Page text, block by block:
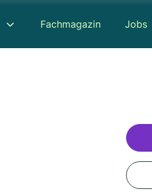
Fachmagazin Jobs